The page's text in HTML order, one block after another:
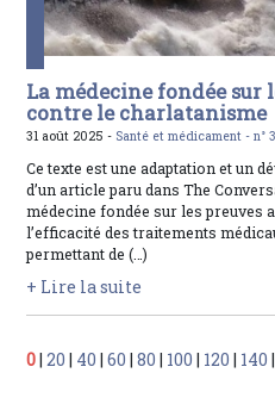
La médecine fondée sur
contre le charlatanisme
31 août 2025 - Santé et médicament -n°
Ce texte est une adaptation et un
d’un article paru dans The
médecine fondée sur les preuves
l’efficacité des traitements
permettant de (…)
+ Lire la suite
0|20 | 40 |60 |80 | 100 | 120 | 140 |